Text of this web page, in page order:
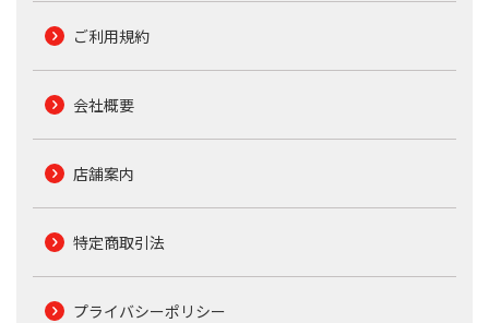
ご利用規約
会社概要
店舗案内
特定商取引法
プライバシーポリシー